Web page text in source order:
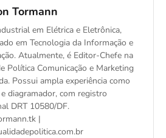
Tormann
em Elétrica e Eletrônica,
em Tecnologia da Informação e
Atualmente, é Editor-Chefe na
Política Comunicação e Marketing
Possui ampla experiência como
diagramador, com registro
DRT 10580/DF.
|